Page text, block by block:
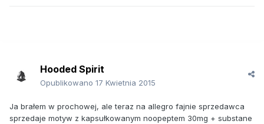
Hooded Spirit
Opublikowano 17 Kwietnia 2015
Ja brałem w prochowej, ale teraz na allegro fajnie sprzedawca
sprzedaje motyw z kapsułkowanym noopeptem 30mg + substane